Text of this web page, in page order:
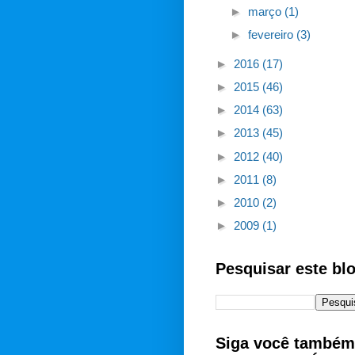
► março (1)
► fevereiro (3)
► 2016 (17)
► 2015 (46)
► 2014 (63)
► 2013 (45)
► 2012 (40)
► 2011 (8)
► 2010 (2)
► 2009 (1)
Pesquisar este
Siga você